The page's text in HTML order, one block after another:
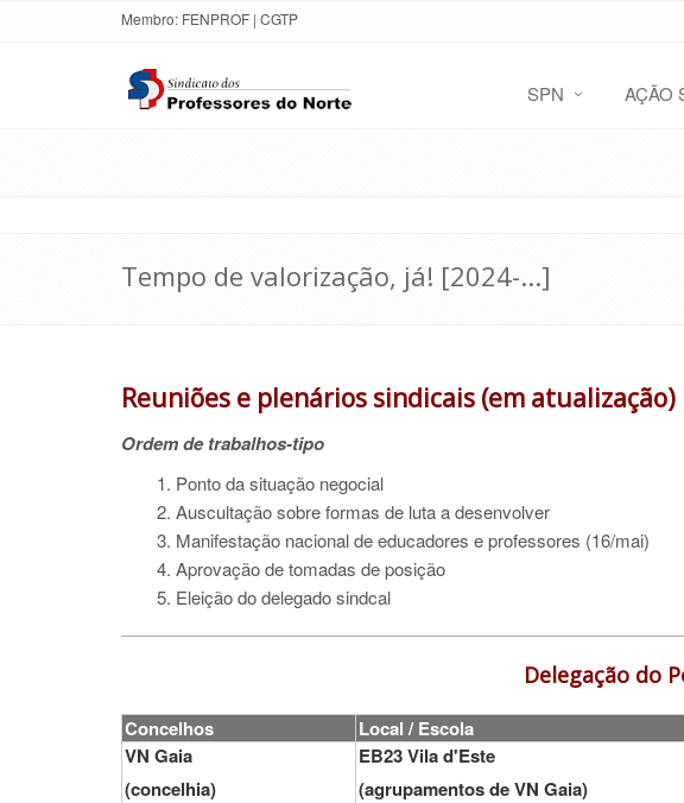
Membro: FENPROF | CGTP
SPN AÇÃO
Tempo de valorização, já! [2024-...]
Reuniões e plenários sindicais (em atualização)
Ordem de trabalhos-tipo
1. Ponto da situação negocial
2. Auscultação sobre formas de luta a desenvolver
3. Manifestação nacional de educadores e professores (16/mai)
4. Aprovação de tomadas de posição
5. Eleição do delegado sindcal
Delegação do
Concelhos Local / Escola
VN Gaia
(concelhia)
EB23 Vila d'Este
(agrupamentos de VN Gaia)